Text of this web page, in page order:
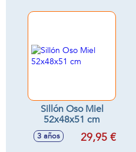
Sillón Oso Miel
52x48x51 cm
3 años 29,95 €